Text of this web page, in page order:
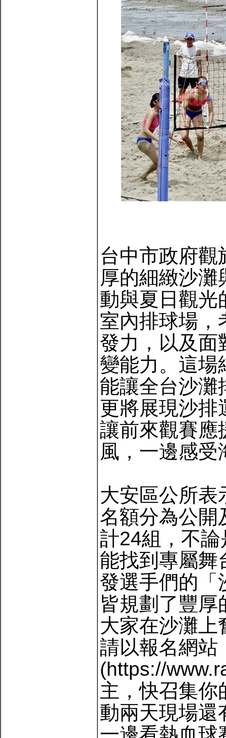
台中市政府觀
厚的細緻沙
動與夏日觀光
室內排球場，
發力，以及面
變能力。這場
能讓全台沙灘
更將展現沙排
讓前來觀賽應
風，一邊感
大安區公所表
名額分為公開
計24組，不
能找到專屬舞
發選手們的「
皆規劃了豐
大家在沙灘上
請以報名網站
(https://
主，快召集你
動兩天現場還